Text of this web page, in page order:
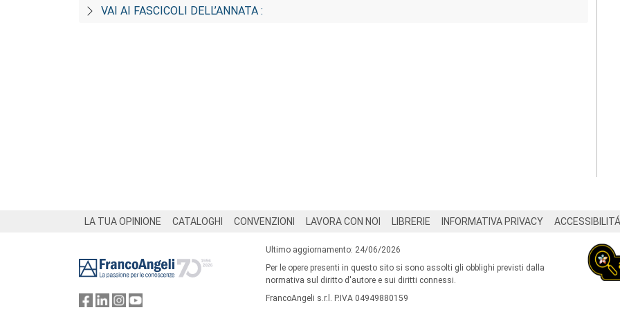
VAI AI FASCICOLI DELL’ANNATA :
LA TUA OPINIONE CATALOGHI CONVENZIONI LAVORA CON NOI LIBRERIE INFORMATIVA PRIVACY ACCESSIBILITÁ
Ultimo aggiornamento: 24/06/2026
Per le opere presenti in questo sito si sono assolti gli obblighi previsti dalla
normativa sul diritto d'autore e sui diritti connessi.
FrancoAngeli s.r.l. P.IVA 04949880159